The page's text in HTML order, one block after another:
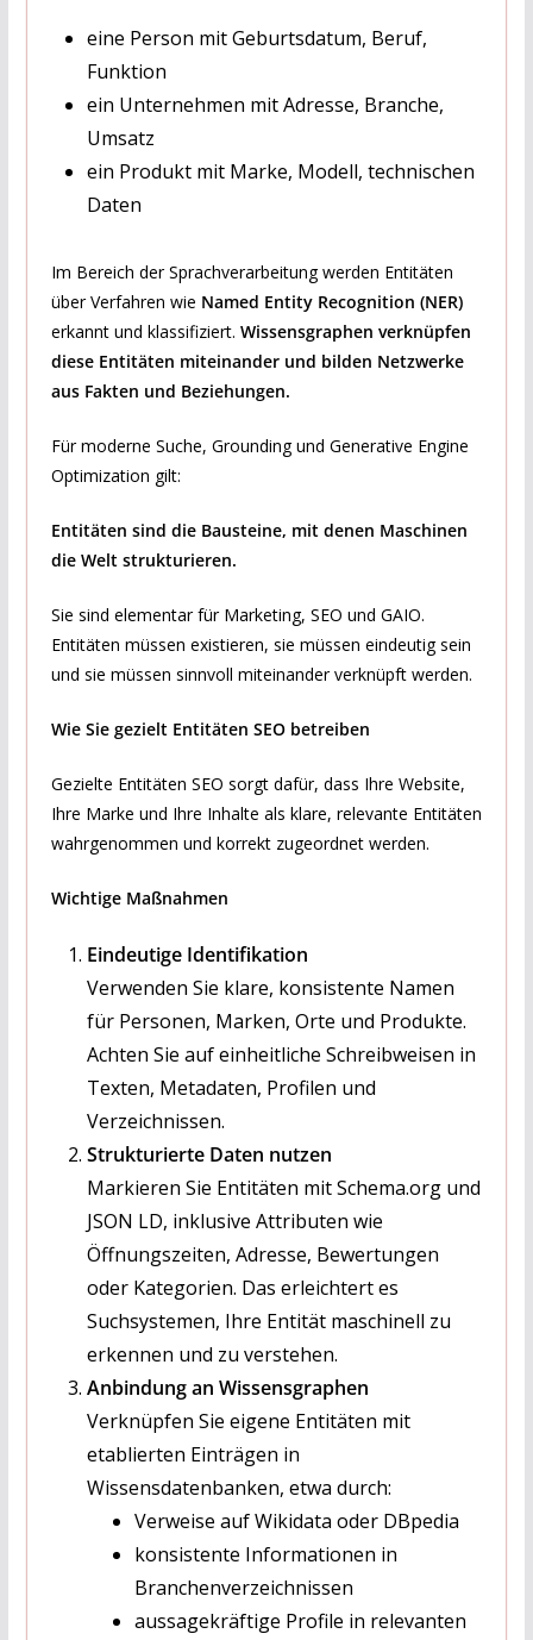
eine Person mit Geburtsdatum, Beruf,
Funktion
ein Unternehmen mit Adresse, Branche,
Umsatz
ein Produkt mit Marke, Modell, technischen
Daten
Im Bereich der Sprachverarbeitung werden Entitäten
über Verfahren wie Named Entity Recognition (NER)
erkannt und klassifiziert. Wissensgraphen verknüpfen
diese Entitäten miteinander und bilden Netzwerke
aus Fakten und Beziehungen.
Für moderne Suche, Grounding und Generative Engine
Optimization gilt:
Entitäten sind die Bausteine, mit denen Maschinen
die Welt strukturieren.
Sie sind elementar für Marketing, SEO und GAIO.
Entitäten müssen existieren, sie müssen eindeutig sein
und sie müssen sinnvoll miteinander verknüpft werden.
Wie Sie gezielt Entitäten SEO betreiben
Gezielte Entitäten SEO sorgt dafür, dass Ihre Website,
Ihre Marke und Ihre Inhalte als klare, relevante Entitäten
wahrgenommen und korrekt zugeordnet werden.
Wichtige Maßnahmen
Eindeutige Identifikation
Verwenden Sie klare, konsistente Namen
für Personen, Marken, Orte und Produkte.
Achten Sie auf einheitliche Schreibweisen in
Texten, Metadaten, Profilen und
Verzeichnissen.
Strukturierte Daten nutzen
Markieren Sie Entitäten mit Schema.org und
JSON LD, inklusive Attributen wie
Öffnungszeiten, Adresse, Bewertungen
oder Kategorien. Das erleichtert es
Suchsystemen, Ihre Entität maschinell zu
erkennen und zu verstehen.
Anbindung an Wissensgraphen
Verknüpfen Sie eigene Entitäten mit
etablierten Einträgen in
Wissensdatenbanken, etwa durch:
Verweise auf Wikidata oder DBpedia
konsistente Informationen in
Branchenverzeichnissen
aussagekräftige Profile in relevanten